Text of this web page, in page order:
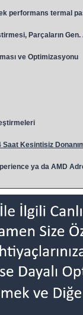
performans termal
Parçaların Gen.
ve Optimizasyonu
Kesintisiz
ya da AMD